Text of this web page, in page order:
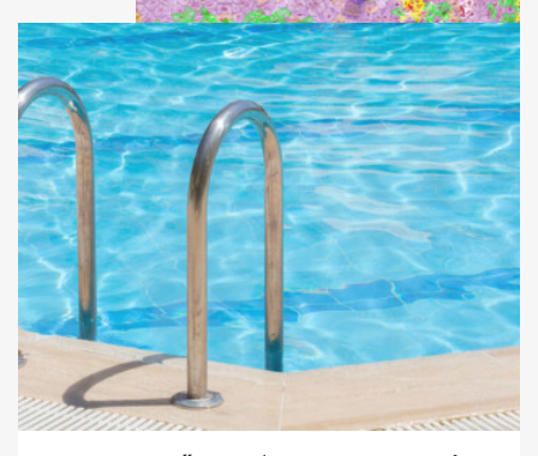
Szegedi kutatók: felfedezés
lassíthatja a tumorsejtek
terjedését